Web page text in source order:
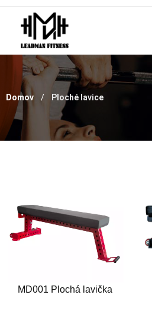
Domov Ploché lavice
MD001 Plochá lavička